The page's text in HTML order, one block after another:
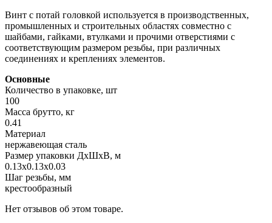
Винт с потай головкой используется в производственных,
промышленных и строительных областях совместно с
шайбами, гайками, втулками и прочими отверстиями с
соответствующим размером резьбы, при различных
соединениях и креплениях элементов.
Основные
Количество в упаковке, шт
100
Масса брутто, кг
0.41
Материал
нержавеющая сталь
Размер упаковки ДхШхВ, м
0.13x0.13x0.03
Шаг резьбы, мм
крестообразный
Нет отзывов об этом товаре.